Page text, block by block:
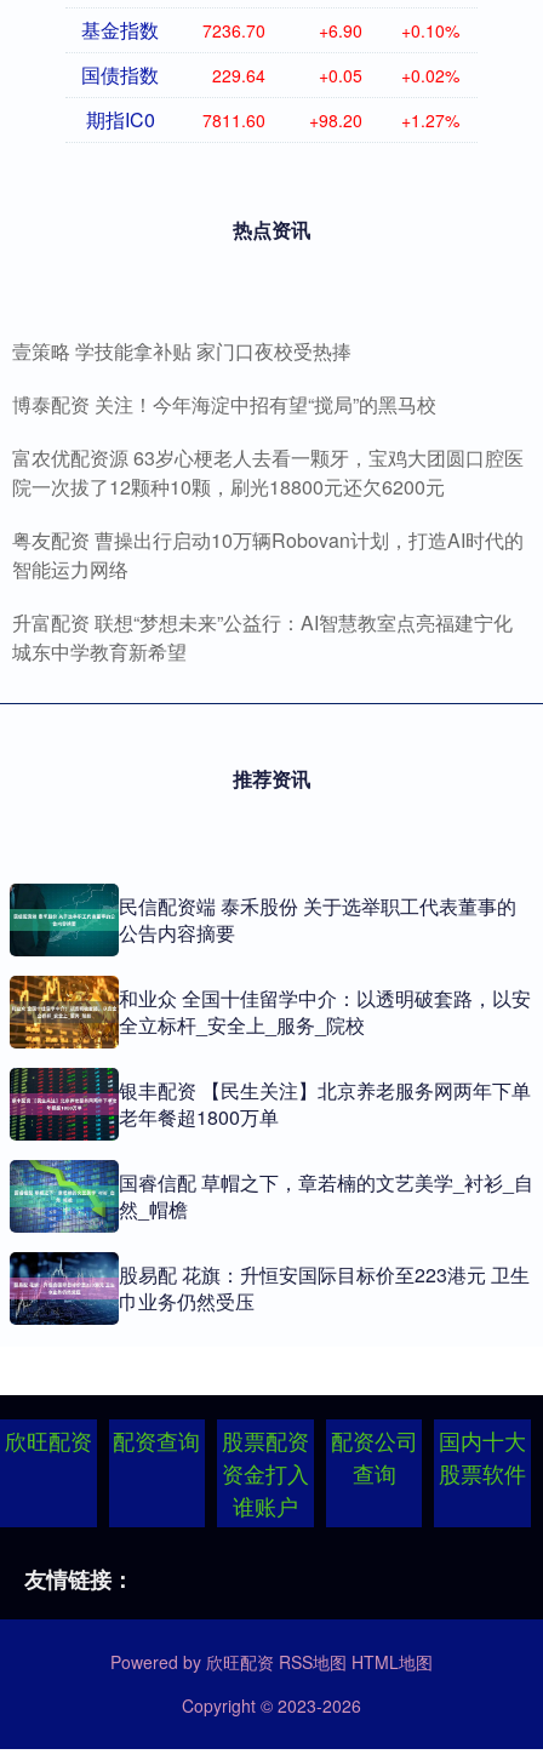
基金指数 7236.70 +6.90 +0.10%
国债指数 229.64 +0.05 +0.02%
期指IC0 7811.60 +98.20 +1.27%
热点资讯
壹策略 学技能拿补贴 家门口夜校受热捧
博泰配资 关注！今年海淀中招有望“搅局”的黑马校
富农优配资源 63岁心梗老人去看一颗牙，宝鸡大团圆口腔医
院一次拔了12颗种10颗，刷光18800元还欠6200元
粤友配资 曹操出行启动10万辆Robovan计划，打造AI时代的
智能运力网络
升富配资 联想“梦想未来”公益行：AI智慧教室点亮福建宁化
城东中学教育新希望
推荐资讯
民信配资端 泰禾股份 关于选举职工代表董事的
公告内容摘要
和业众 全国十佳留学中介：以透明破套路，以安
全立标杆_安全上_服务_院校
银丰配资 【民生关注】北京养老服务网两年下单
老年餐超1800万单
国睿信配 草帽之下，章若楠的文艺美学_衬衫_自
然_帽檐
股易配 花旗：升恒安国际目标价至223港元 卫生
巾业务仍然受压
欣旺配资 配资查询
股票配资
资金打入
谁账户
配资公司
查询
国内十大
股票软件
友情链接：
Powered by 欣旺配资 RSS地图 HTML地图
Copyright © 2023-2026